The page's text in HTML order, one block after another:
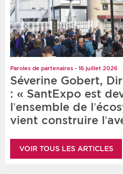
Paroles de partenaires - 16 juillet 2026
Séverine Gobert,
: « SantExpo est
l’ensemble de
vient construire
VOIR TOUS LES ARTICLES